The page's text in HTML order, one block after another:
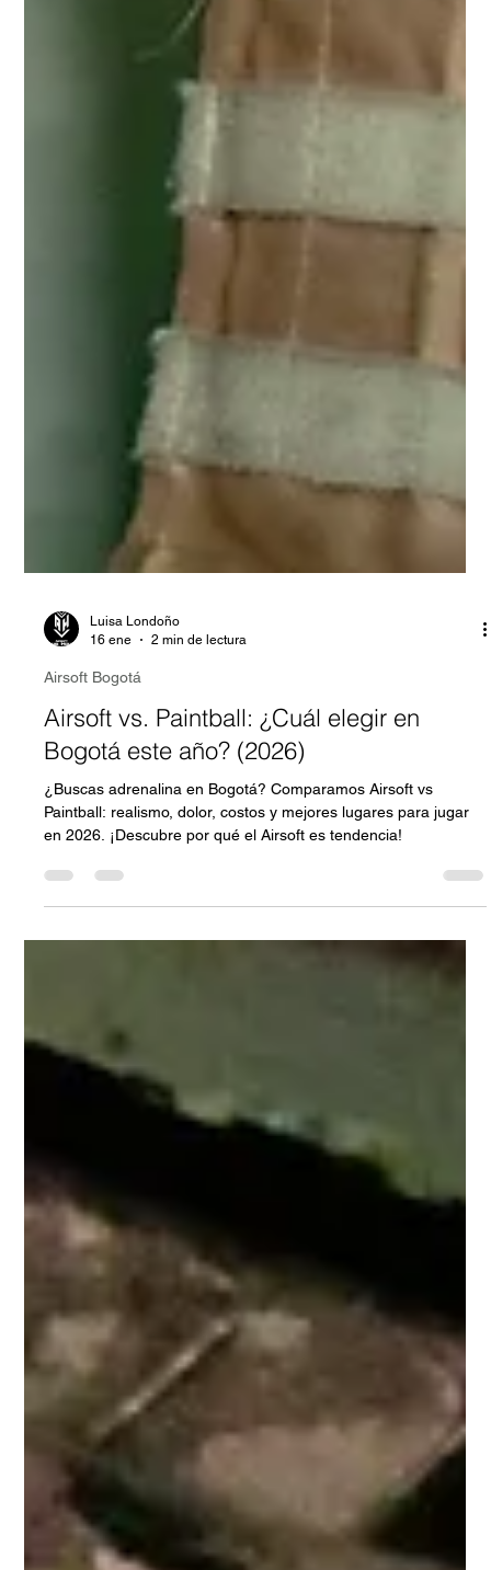
Luisa Londoño
16 ene
Airsoft Bogotá
Airsoft vs. Paintball: ¿Cuál elegir en
Bogotá este año? (2026)
¿Buscas adrenalina en Bogotá? Comparamos Airsoft vs
en 2026. ¡Descubre por qué el Airsoft es tendencia!